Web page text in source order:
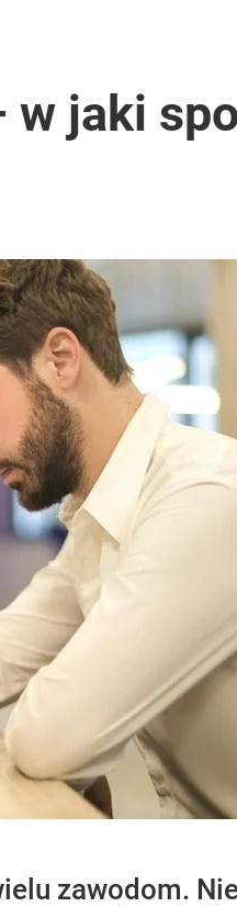
pop-psychologiczne
się z dłuższym życiem
jaki
zawodom.